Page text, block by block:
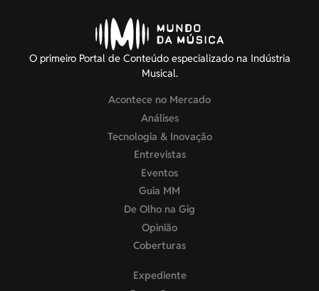
O primeiro Portal de Conteúdo especializado na Indústria
Musical.
Acontece no Mercado
Análises
Tecnologia & Inovação
Entrevistas
Eventos
Guia MM
De Olho na Gig
Opinião
Coberturas
Expediente